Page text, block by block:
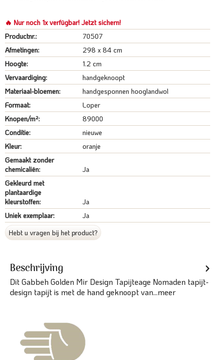
🔥 Nur noch 1x verfügbar! Jetzt sichern!
Productnr.:
70507
Afmetingen:
298 x 84 cm
Hoogte:
1.2 cm
Vervaardiging:
handgeknoopt
Materiaal-bloemen:
handgesponnen hooglandwol
Formaat:
Loper
Knopen/m²:
89000
Conditie:
nieuwe
Kleur:
oranje
Gemaakt zonder
chemicaliën:
Ja
Gekleurd met
plantaardige
kleurstoffen:
Ja
Uniek exemplaar:
Ja
Hebt u vragen bij het product?
Beschrijving
Dit Gabbeh Golden Mir Design Tapijteage Nomaden tapijt-
design tapijt is met de hand geknoopt van...meer